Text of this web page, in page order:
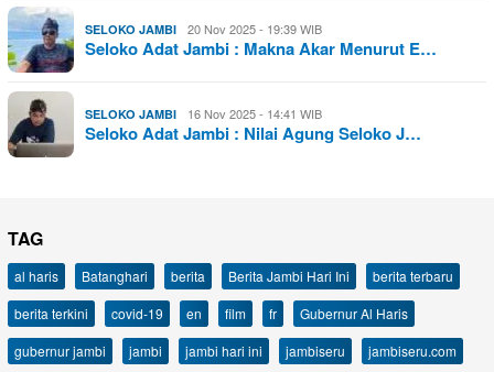
SELOKO JAMBI 20 Nov 2025 - 19:39 WIB
Seloko Adat Jambi : Makna Akar Menurut E…
SELOKO JAMBI 16 Nov 2025 - 14:41 WIB
Seloko Adat Jambi : Nilai Agung Seloko J…
TAG
al haris Batanghari berita Berita Jambi Hari Ini
berita terbaru
berita terkini
covid-19 en film fr
Gubernur Al Haris
gubernur jambi
jambi jambi hari ini jambiseru jambiseru.com